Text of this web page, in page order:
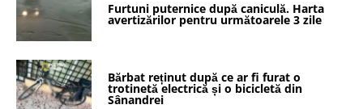
Furtuni puternice după caniculă. Harta
avertizărilor pentru următoarele 3 zile
Bărbat reținut după ce ar fi furat o
trotinetă electrică și o bicicletă din
Sânandrei